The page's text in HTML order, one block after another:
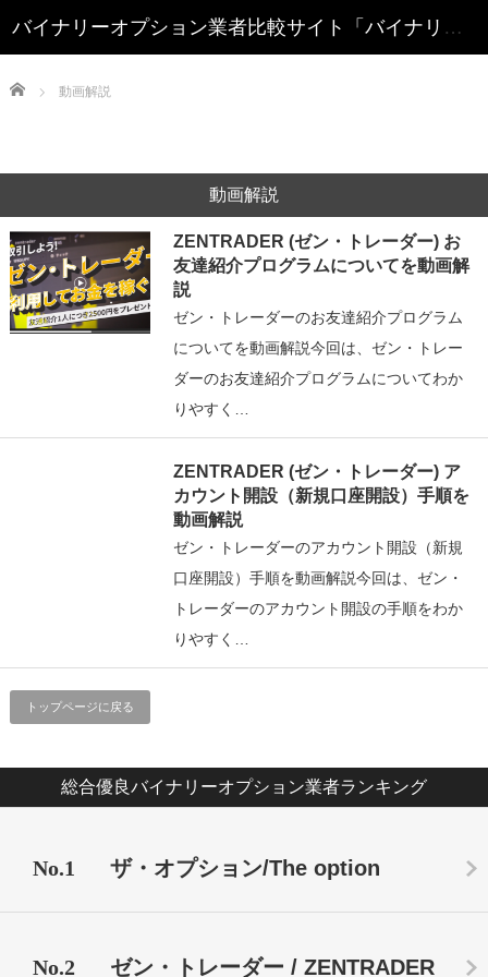
Home 動画解説
動画解説
ZENTRADER (ゼン・トレーダー) お
友達紹介プログラムについてを動画解
説
ゼン・トレーダーのお友達紹介プログラム
についてを動画解説今回は、ゼン・トレー
ダーのお友達紹介プログラムについてわか
りやすく…
ZENTRADER (ゼン・トレーダー) ア
カウント開設（新規口座開設）手順を
動画解説
ゼン・トレーダーのアカウント開設（新規
口座開設）手順を動画解説今回は、ゼン・
トレーダーのアカウント開設の手順をわか
りやすく…
トップページに戻る
総合優良バイナリーオプション業者ランキング
No.1 ザ・オプション/The option
No.2 ゼン・トレーダー / ZENTRADER